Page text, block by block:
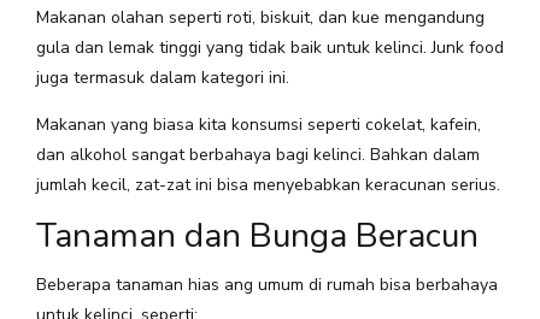
Makanan olahan seperti roti, biskuit, dan kue mengandung
gula dan lemak tinggi yang tidak baik untuk kelinci. Junk food
juga termasuk dalam kategori ini.
Makanan yang biasa kita konsumsi seperti cokelat, kafein,
dan alkohol sangat berbahaya bagi kelinci. Bahkan dalam
jumlah kecil, zat-zat ini bisa menyebabkan keracunan serius.
Tanaman dan Bunga Beracun
Beberapa tanaman hias ang umum di rumah bisa berbahaya